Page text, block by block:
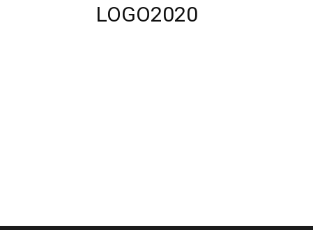
LOGO2020